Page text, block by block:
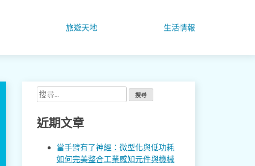
旅遊天地 生活情報
搜
尋
關
鍵
近期文章
當手臂有了神經：微型化與低功耗
如何完美整合工業感知元件與機械